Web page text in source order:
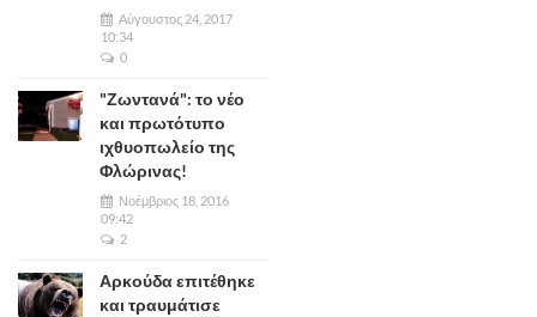
Αύγουστος 24, 2017
10:34
0
"Ζωντανά": το νέο
και πρωτότυπο
ιχθυοπωλείο της
Φλώρινας!
Νοέμβριος 18, 2016
09:42
2
Αρκούδα επιτέθηκε
και τραυμάτισε